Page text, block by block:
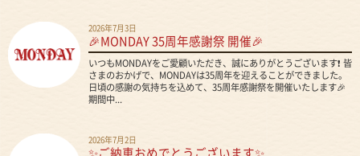
2026年7月3日
🎉MONDAY 35周年感謝祭 開催🎉
いつもMONDAYをご愛顧いただき、誠にありがとうございます❗ 皆
さまのおかげで、MONDAYは35周年を迎えることができました。
日頃の感謝の気持ちを込めて、35周年感謝祭を開催いたします🎉
期間中...
2026年7月2日
✨ご納車おめでとうございます✨